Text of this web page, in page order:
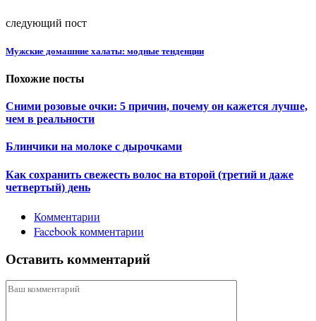
следующий пост
Мужские домашние халаты: модные тенденции
Похожие посты
Сними розовые очки: 5 причин, почему он кажется лучше,
чем в реальности
Блинчики на молоке с дырочками
Как сохранить свежесть волос на второй (третий и даже
четвертый) день
Комментарии
Facebook комментарии
Оставить комментарий